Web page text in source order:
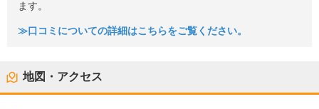
ます。
≫口コミについての詳細はこちらをご覧ください。
地図・アクセス